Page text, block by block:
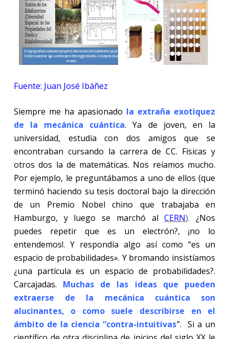
Fuente: Juan José Ibáñez
Siempre me ha apasionado la extraña exotiquez
de la mecánica cuántica. Ya de joven, en la
universidad, estudia con dos amigos que se
encontraban cursando la carrera de CC. Físicas y
otros dos la de matemáticas. Nos reíamos mucho.
Por ejemplo, le preguntábamos a uno de ellos (que
terminó haciendo su tesis doctoral bajo la dirección
de un Premio Nobel chino que trabajaba en
Hamburgo, y luego se marchó alCERN).¿Nos
puedes repetir que es un electrón?, ¡no lo
entendemos!. Y respondía algo así como “es un
espacio de probabilidades». Y bromando insistíamos
¿una partícula es un espacio de probabilidades?.
Carcajadas. Muchas de las ideas que pueden
extraerse de la mecánica cuántica son
alucinantes, o como suele describirse en el
ámbito de la ciencia “contra-intuitivas”. Si a un